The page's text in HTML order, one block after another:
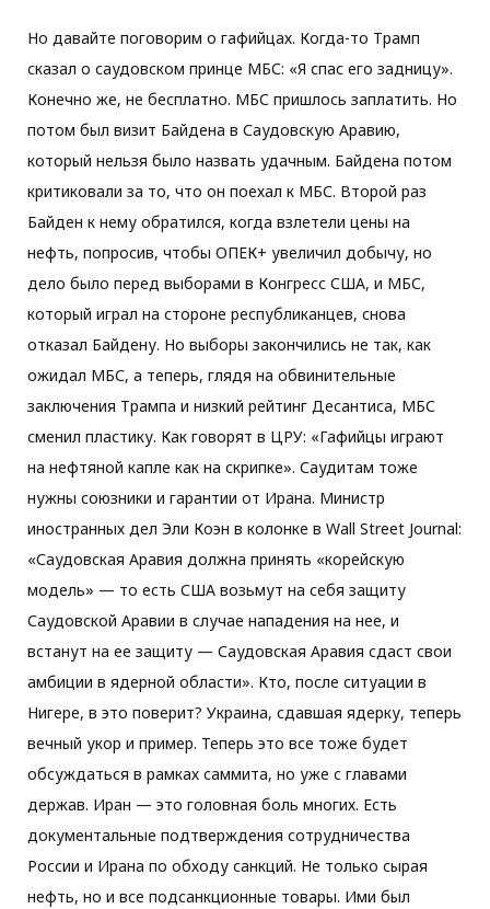
Но давайте поговорим о гафийцах. Когда-то Трамп
сказал о саудовском принце МБС: «Я спас его задницу».
Конечно же, не бесплатно. МБС пришлось заплатить. Но
потом был визит Байдена в Саудовскую Аравию,
который нельзя было назвать удачным. Байдена потом
критиковали за то, что он поехал к МБС. Второй раз
Байден к нему обратился, когда взлетели цены на
нефть, попросив, чтобы ОПЕК+ увеличил добычу, но
дело было перед выборами в Конгресс США, и МБС,
который играл на стороне республиканцев, снова
отказал Байдену. Но выборы закончились не так, как
ожидал МБС, а теперь, глядя на обвинительные
заключения Трампа и низкий рейтинг Десантиса, МБС
сменил пластику. Как говорят в ЦРУ: «Гафийцы играют
на нефтяной капле как на скрипке». Саудитам тоже
нужны союзники и гарантии от Ирана. Министр
иностранных дел Эли Коэн в колонке в Wall Street Journal:
«Саудовская Аравия должна принять «корейскую
модель» — то есть США возьмут на себя защиту
Саудовской Аравии в случае нападения на нее, и
встанут на ее защиту — Саудовская Аравия сдаст свои
амбиции в ядерной области». Кто, после ситуации в
Нигере, в это поверит? Украина, сдавшая ядерку, теперь
вечный укор и пример. Теперь это все тоже будет
обсуждаться в рамках саммита, но уже с главами
держав. Иран — это головная боль многих. Есть
документальные подтверждения сотрудничества
России и Ирана по обходу санкций. Не только сырая
нефть, но и все подсанкционные товары. Ими был